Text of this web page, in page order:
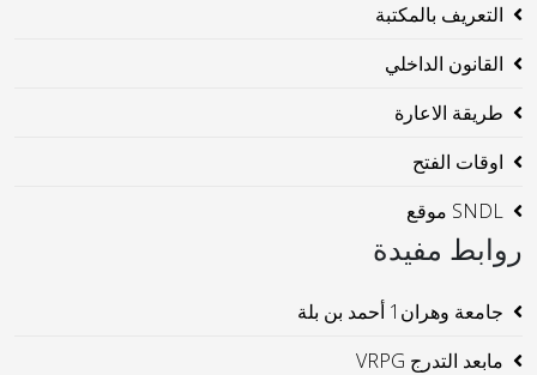
التعريف بالمكتبة
القانون الداخلي
طريقة الاعارة
اوقات الفتح
SNDL موقع
روابط مفيدة
جامعة وهران1 أحمد بن بلة
مابعد التدرج VRPG